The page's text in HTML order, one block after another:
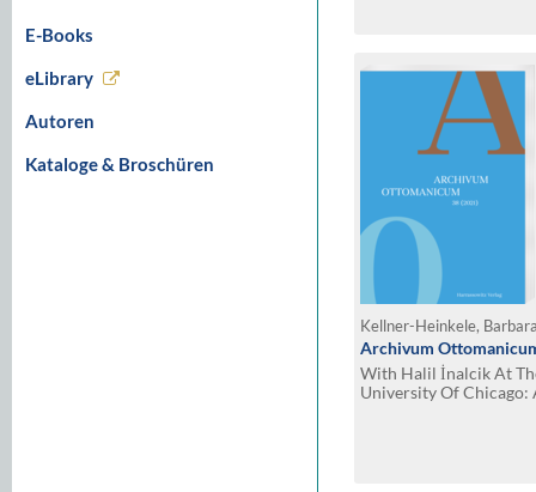
E-Books
eLibrary
Autoren
Kataloge & Broschüren
Kellner-Heinkele,
Archivum
With Halil İnalcik At
University Of